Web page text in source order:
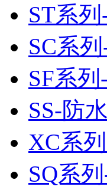
ST系
SC系
SF系
SS-防
XC系
SQ系